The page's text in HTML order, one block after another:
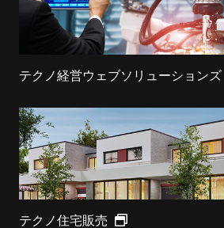
テクノ経営ウェブソリューションズ
テクノ住宅販売